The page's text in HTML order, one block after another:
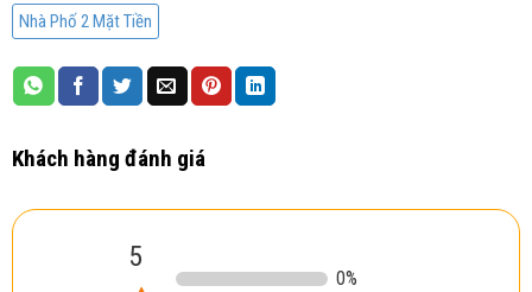
Nhà Phố 2 Mặt Tiền
Khách hàng đánh giá
5
0%